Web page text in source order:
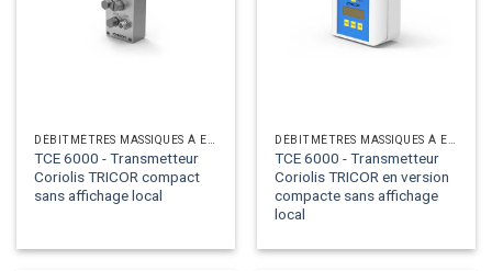
TCE 6000 - Transmetteur
Coriolis TRICOR compact
sans affichage local
TCE 6000 - Transmetteur
Coriolis TRICOR en version
compacte sans affichage
local